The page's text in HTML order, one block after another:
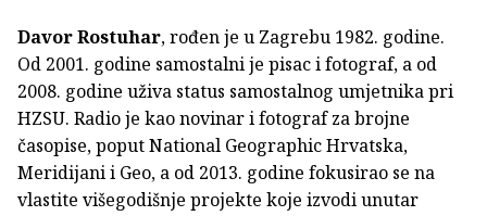
Davor Rostuhar, rođen je u Zagrebu 1982. godine.
Od 2001. godine samostalni je pisac i fotograf, a od
2008. godine uživa status samostalnog umjetnika pri
HZSU. Radio je kao novinar i fotograf za brojne
časopise, poput National Geographic Hrvatska,
Meridijani i Geo, a od 2013. godine fokusirao se na
vlastite višegodišnje projekte koje izvodi unutar